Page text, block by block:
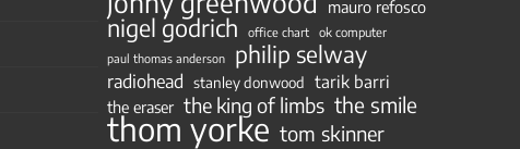
mauro refosco
nigel godrich office chart ok computer
paul thomas anderson philip selway
radiohead stanley donwood tarik barri
the eraser the king of limbs the smile
thom yorke tom skinner